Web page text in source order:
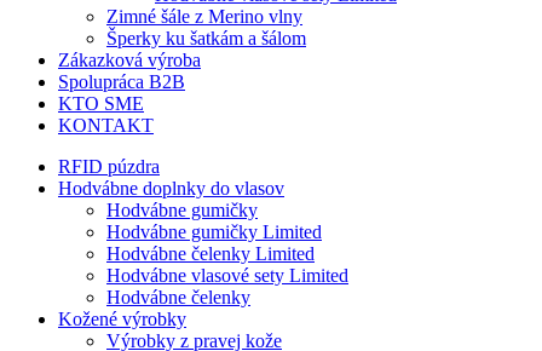
Zimné šále z Merino vlny
Šperky ku šatkám a šálom
Zákazková výroba
Spolupráca B2B
KTO SME
KONTAKT
RFID púzdra
Hodvábne doplnky do vlasov
Hodvábne gumičky
Hodvábne gumičky Limited
Hodvábne čelenky Limited
Hodvábne vlasové sety Limited
Hodvábne čelenky
Kožené výrobky
Výrobky z pravej kože